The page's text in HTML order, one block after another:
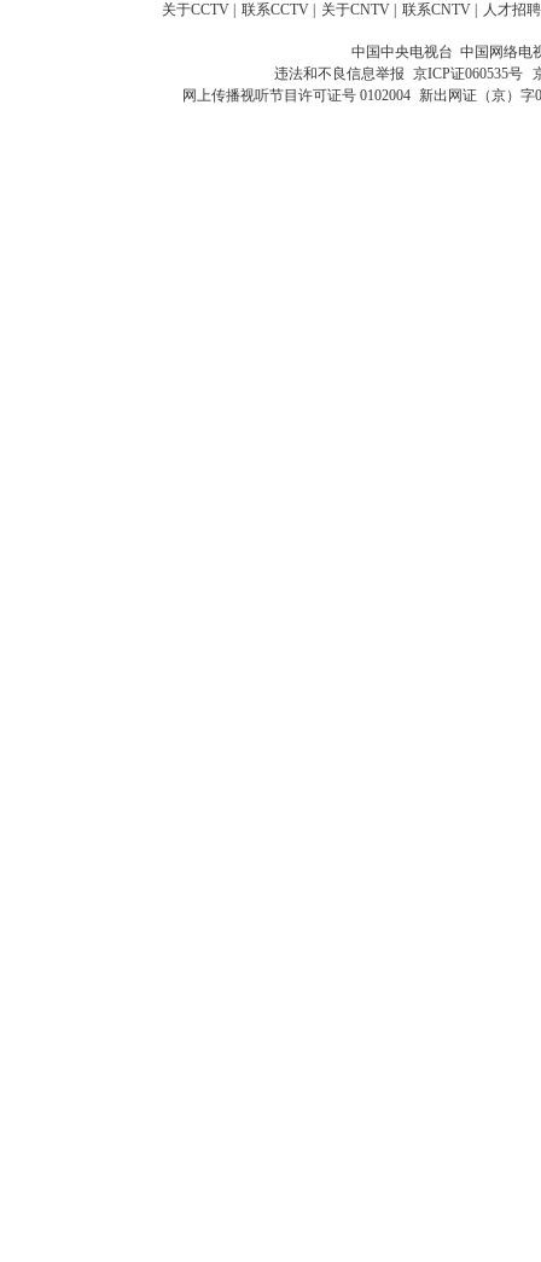
关于CCTV 联系CCTV 关于CNTV 联系CNTV 人才招聘
中国中央电视台 中国网络电
违法和不良信息举报 京ICP证060535号
网上传播视听节目许可证号 0102004 新出网证（京）